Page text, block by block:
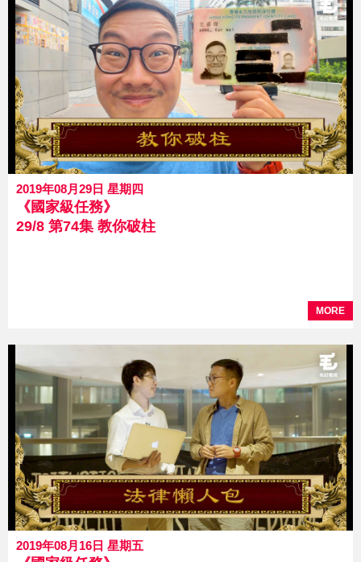
2019年08月29日 星期四
《國家級任務》
29/8 第74集 教你破柱
MORE
2019年08月16日 星期五